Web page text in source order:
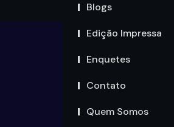
Blogs
Edição Impressa
Enquetes
Contato
Quem Somos